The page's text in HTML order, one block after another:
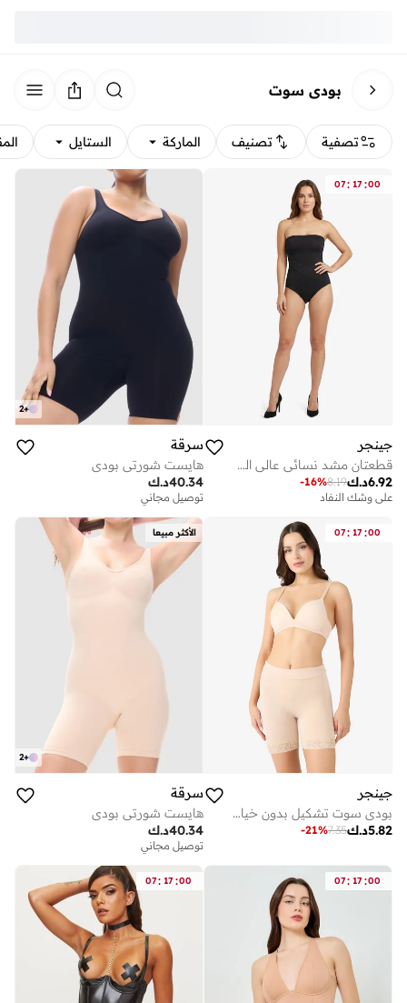
بودي سوت
تصفية تصنيف الماركة الستايل
07: 17 :00
جينجر
قطعتان مشد نسائي عالي الخصر من الساتان للتحكم بالبطن
د.ك6.92
8.19
-16%
على وشك النفاد
+
2
سرقة
هايست شورتي بودي
د.ك40.34
توصيل مجاني
07: 17 :00
جينجر
بودي سوت تشكيل بدون خياطة بياقة عالية للتحكم في البطن
د.ك5.82
7.35
-21%
الأكثر مبيعا
+
2
سرقة
هايست شورتي بودي
د.ك40.34
توصيل مجاني
07: 17 :00
07: 17 :00